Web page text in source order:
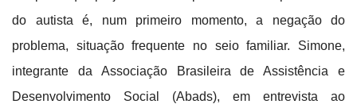
do autista é, num primeiro momento, a negação do
problema, situação frequente no seio familiar. Simone,
integrante da Associação Brasileira de Assistência e
Desenvolvimento Social (Abads), em entrevista ao